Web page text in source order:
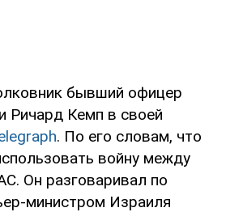
бывший офицер
Ричард Кемп в своей
. По его словам, что
войну между
Он разговаривал по
министром Израиля